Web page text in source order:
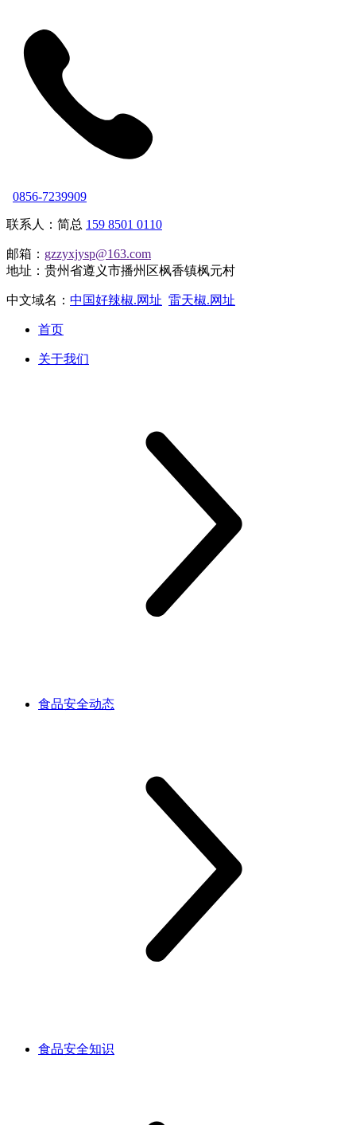
0856-7239909
联系人：简总 159 8501 0110
邮箱： gzzyxjysp@163.com
地址：贵州省遵义市播州区枫香镇枫元村
中文域名： 中国好辣椒.网址 雷天椒.网址
首页
关于我们
食品安全动态
食品安全知识